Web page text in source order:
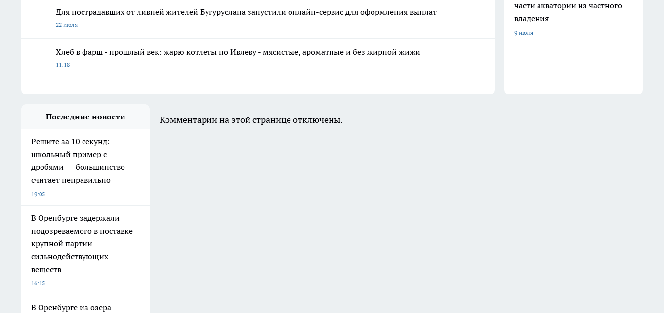
Для пострадавших от ливней жителей Бугуруслана запустили онлайн-сервис для оформления выплат
22 июля
Хлеб в фарш - прошлый век: жарю котлеты по Ивлеву - мясистые, ароматные и без жирной жижи
11:18
части акватории из частного
владения
9 июля
Последние новости
Решите за 10 секунд:
школьный пример с
дробями — большинство
считает неправильно
19:05
В Оренбурге задержали
подозреваемого в поставке
крупной партии
сильнодействующих
веществ
16:15
В Оренбурге из озера
Комментарии на этой странице отключены.